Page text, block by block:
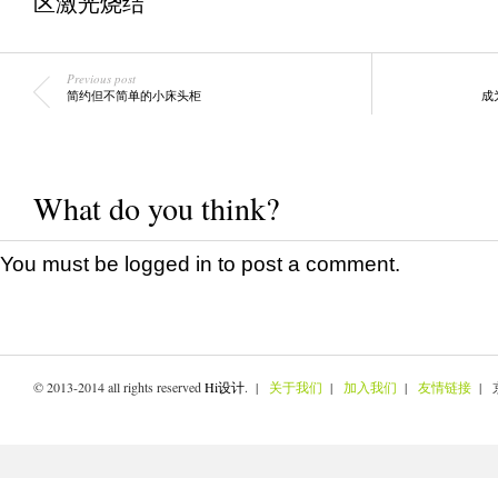
Previous post
简约但不简单的小床头柜 成
What do you think?
You must be logged in to post a comment.
© 2013-2014 all rights reservedHi设计. | 关于我们 | 加入我们 | 友情链接 |